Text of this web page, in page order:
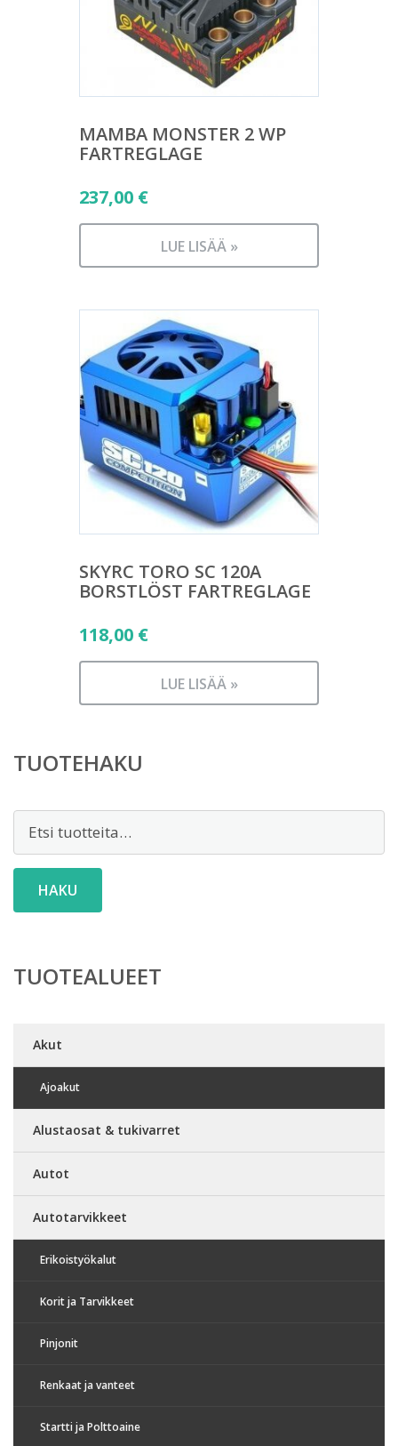
MAMBA MONSTER 2 WP
FARTREGLAGE
237,00 €
LUE LISÄÄ »
SKYRC TORO SC 120A
BORSTLÖST FARTREGLAGE
118,00 €
LUE LISÄÄ »
TUOTEHAKU
Etsi:
HAKU
TUOTEALUEET
Akut
Ajoakut
Alustaosat & tukivarret
Autot
Autotarvikkeet
Erikoistyökalut
Korit ja Tarvikkeet
Pinjonit
Renkaat ja vanteet
Startti ja Polttoaine